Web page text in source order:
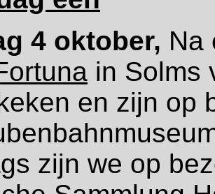
4 oktober, Na
in Solms
en zijn op
zijn we op